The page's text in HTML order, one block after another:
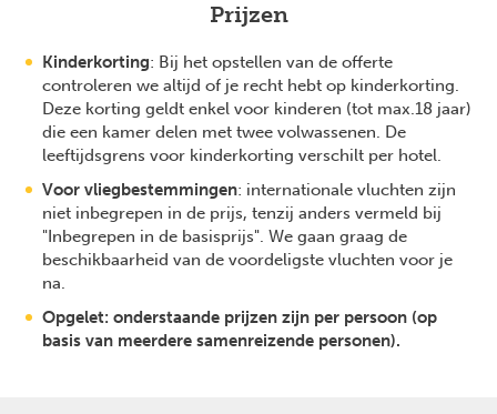
Prijzen
Kinderkorting: Bij het opstellen van de offerte
controleren we altijd of je recht hebt op kinderkorting.
Deze korting geldt enkel voor kinderen (tot max.18 jaar)
die een kamer delen met twee volwassenen. De
leeftijdsgrens voor kinderkorting verschilt per hotel.
Voor vliegbestemmingen: internationale vluchten zijn
niet inbegrepen in de prijs, tenzij anders vermeld bij
"Inbegrepen in de basisprijs". We gaan graag de
beschikbaarheid van de voordeligste vluchten voor je
na.
Opgelet: onderstaande prijzen zijn per persoon (op
basis van meerdere samenreizende personen).